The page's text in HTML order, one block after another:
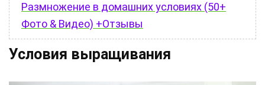
Размножение в домашних условиях (50+
Фото & Видео) +Отзывы
Условия выращивания